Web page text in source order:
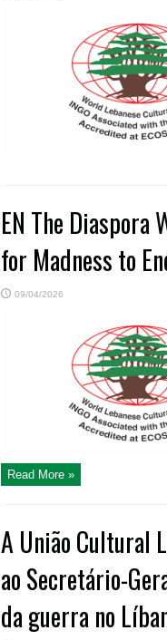
EN The Diaspora
for Madness to
09/04/2026
Read More »
A União Cultural
ao Secretário-
da guerra no